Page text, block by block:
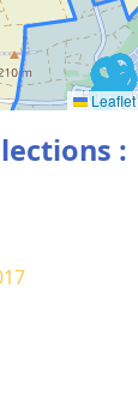
Leaflet
: